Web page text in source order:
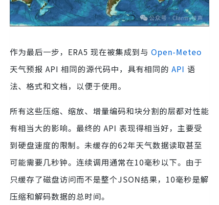
作为最后一步，ERA5 现在被集成到与 Open-Meteo
天气预报 API 相同的源代码中，具有相同的 API 语
法、格式和文档，以便于使用。
所有这些压缩、缩放、增量编码和块分割的层都对性能
有相当大的影响。最终的 API 表现得相当好，主要受
到硬盘速度的限制。未缓存的62年天气数据读取甚至
可能需要几秒钟。连续调用通常在10毫秒以下。由于
只缓存了磁盘访问而不是整个JSON结果，10毫秒是解
压缩和解码数据的总时间。